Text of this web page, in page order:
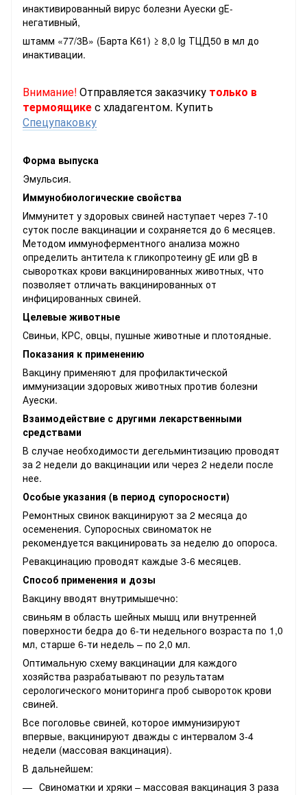
инактивированный вирус болезни Ауески gЕ-
негативный,
штамм «77/3В» (Барта К61) ≥ 8,0 lg ТЦД50 в мл до
инактивации.
Внимание! Отправляется заказчику только в
термоящикес хладагентом. Купить
Спецупаковку
Форма выпуска
Эмульсия.
Иммунобиологические свойства
Иммунитет у здоровых свиней наступает через 7-10
суток после вакцинации и сохраняется до 6 месяцев.
Методом иммуноферментного анализа можно
определить антитела к гликопротеину gЕ или gВ в
сыворотках крови вакцинированных животных, что
позволяет отличать вакцинированных от
инфицированных свиней.
Целевые животные
Свиньи, КРС, овцы, пушные животные и плотоядные.
Показания к применению
Вакцину применяют для профилактической
иммунизации здоровых животных против болезни
Ауески.
Взаимодействие с другими лекарственными
средствами
В случае необходимости дегельминтизацию проводят
за 2 недели до вакцинации или через 2 недели после
нее.
Особые указания (в период супоросности)
Ремонтных свинок вакцинируют за 2 месяца до
осеменения. Супоросных свиноматок не
рекомендуется вакцинировать за неделю до опороса.
Ревакцинацию проводят каждые 3-6 месяцев.
Способ применения и дозы
Вакцину вводят внутримышечно:
свиньям в область шейных мышц или внутренней
поверхности бедра до 6-ти недельного возраста по 1,0
мл, старше 6-ти недель – по 2,0 мл.
Оптимальную схему вакцинации для каждого
хозяйства разрабатывают по результатам
серологического мониторинга проб сывороток крови
свиней.
Все поголовье свиней, которое иммунизируют
впервые, вакцинируют дважды с интервалом 3-4
недели (массовая вакцинация).
В дальнейшем:
Свиноматки и хряки – массовая вакцинация 3 раза